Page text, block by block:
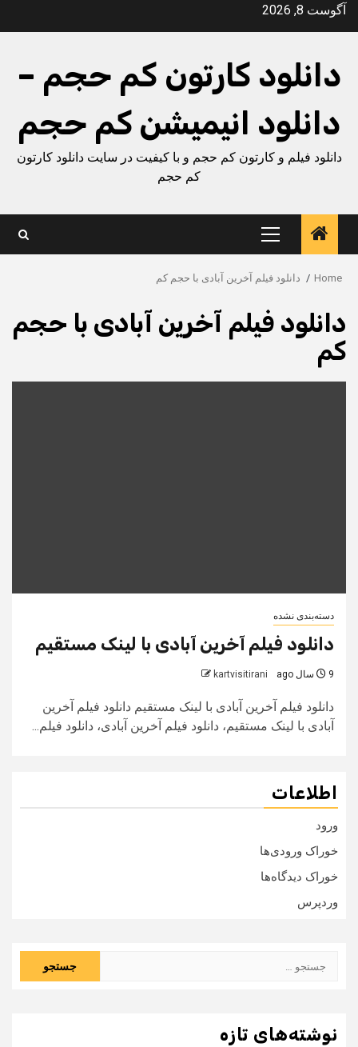
Skipآگوست 8, 2026
دانلود کارتون کم حجم –
دانلود انیمیشن کم حجم
دانلود فیلم و کارتون کم حجم و با کیفیت در سایت دانلود کارتون
کم حجم
Primary
Menu
Home دانلود فیلم آخرین آبادی با حجم کم
دانلود فیلم آخرین آبادی با حجم
کم
دسته‌بندی نشده
دانلود فیلم آخرین آبادی با لینک مستقیم
9 سال ago kartvisitirani
دانلود فیلم آخرین آبادی با لینک مستقیم دانلود فیلم آخرین
آبادی با لینک مستقیم، دانلود فیلم آخرین آبادی، دانلود فیلم...
اطلاعات
ورود
خوراک ورودی‌ها
خوراک دیدگاه‌ها
وردپرس
نوشته‌های تازه